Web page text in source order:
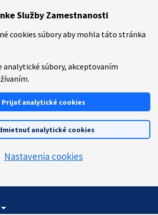
Služby Zamestnanosti
cookies súbory aby mohla táto stránka
analytické súbory, akceptovaním
Prijať analytické cookies
analytické cookies
Nastavenia cookies